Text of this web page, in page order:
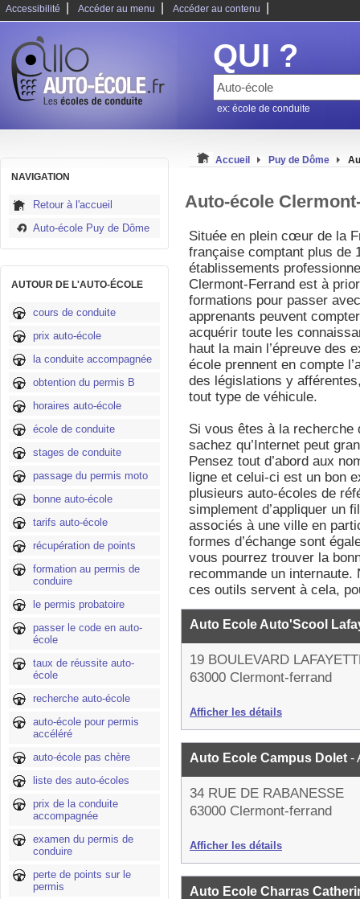
Accessibilité Accéder au menu Accéder au contenu
QUI ?
ex: école de conduite
NAVIGATION
Retour à l'accueil
Auto-école Puy de Dôme
AUTOUR DE L'AUTO-ÉCOLE
cours de conduite
prix auto-école
la conduite accompagnée
obtention du permis B
horaires auto-école
école de conduite
stages de conduite
passage du permis moto
bonne auto-école
tarifs auto-école
récupération de points
formation au permis de
conduire
le permis probatoire
passer le code en auto-
école
taux de réussite auto-
école
recherche auto-école
auto-école pour permis
accéléré
auto-école pas chère
liste des auto-écoles
prix de la conduite
accompagnée
examen du permis de
conduire
perte de points sur le
permis
Accueil Puy de Dôme
Auto-école
Située en plein cœur de la
française comptant plus de
établissements
Clermont-Ferrand est à
formations pour passer
apprenants peuvent
acquérir toute les
haut la main l’épreuve des
école prennent en compte
des législations y
tout type de véhicule.
Si vous êtes à la recherche
sachez qu’Internet peut
Pensez tout d’abord aux
ligne et celui-ci est un bon
plusieurs auto-écoles de
simplement d’appliquer un
associés à une ville en
formes d’échange sont
vous pourrez trouver la
recommande un internaute.
ces outils servent à cela,
Auto Ecole Auto'Scool
19 BOULEVARD
63000 Clermont-ferrand
Afficher les détails
Auto Ecole Campus Dolet -
34 RUE DE RABANESSE
63000 Clermont-ferrand
Afficher les détails
Auto Ecole Charras